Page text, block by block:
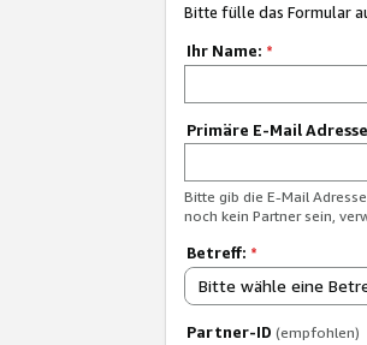
Bitte fülle das Formular
Ihr Name: *
Primäre E-Mail
Bitte gib die E-Mail
noch kein Partner sein,
Betreff: *
Bitte wähle eine
Partner-ID (empfohlen)